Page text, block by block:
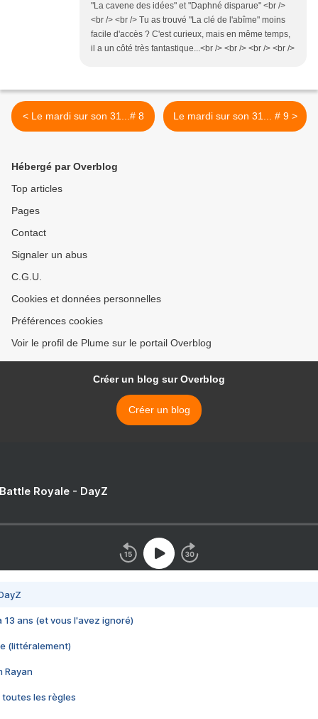
"La cavene des idées" et "Daphné disparue" <br />
<br /> <br /> Tu as trouvé "La clé de l'abîme" moins
facile d'accès ? C'est curieux, mais en même temps,
il a un côté très fantastique...<br /> <br /> <br /> <br />
< Le mardi sur son 31...# 8 Le mardi sur son 31... # 9 >
Hébergé par Overblog
Top articles
Pages
Contact
Signaler un abus
C.G.U.
Cookies et données personnelles
Préférences cookies
Voir le profil de Plume sur le portail Overblog
Créer un blog sur Overblog
Créer un blog
Royale - DayZ
13 ans (et vous l'avez ignoré)
(littéralement)
Rayan
toutes les règles